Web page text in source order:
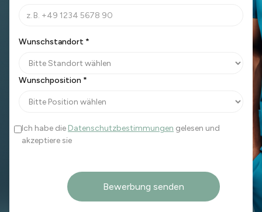
Wunschstandort *
Wunschposition *
Ich habe die Datenschutzbestimmungen gelesen und
akzeptiere sie